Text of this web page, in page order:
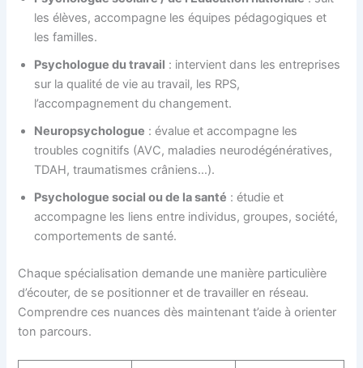
les élèves, accompagne les équipes pédagogiques et
les familles.
Psychologue du travail : intervient dans les entreprises
sur la qualité de vie au travail, les RPS,
l’accompagnement du changement.
Neuropsychologue : évalue et accompagne les
troubles cognitifs (AVC, maladies neurodégénératives,
TDAH, traumatismes crâniens…).
Psychologue social ou de la santé : étudie et
accompagne les liens entre individus, groupes, société,
comportements de santé.
Chaque spécialisation demande une manière particulière
d’écouter, de se positionner et de travailler en réseau.
Comprendre ces nuances dès maintenant t’aide à orienter
ton parcours.